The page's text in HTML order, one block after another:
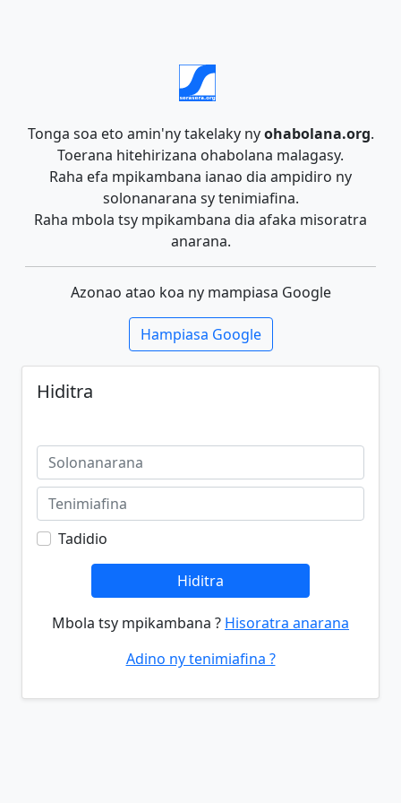
Tonga soa eto amin'ny takelaky nyohabolana.org.
Toerana hitehirizana ohabolana malagasy.
Raha efa mpikambana ianao dia ampidiro ny
solonanarana sy tenimiafina.
Raha mbola tsy mpikambana dia afaka misoratra
anarana.
Azonao atao koa ny mampiasa Google
Hampiasa Google
Hiditra
Tadidio
Hiditra
Mbola tsy mpikambana ? Hisoratra anarana
Adino ny tenimiafina ?